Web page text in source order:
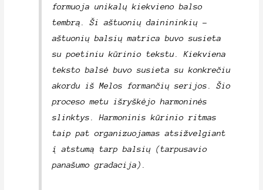
formuoja unikalų kiekvieno balso
tembrą. Ši aštuonių dainininkių –
aštuonių balsių matrica buvo susieta
su poetiniu kūrinio tekstu. Kiekviena
teksto balsė buvo susieta su konkrečiu
akordu iš Melos formančių serijos. Šio
proceso metu išryškėjo harmoninės
slinktys. Harmoninis kūrinio ritmas
taip pat organizuojamas atsižvelgiant
į atstumą tarp balsių (tarpusavio
panašumo gradacija).